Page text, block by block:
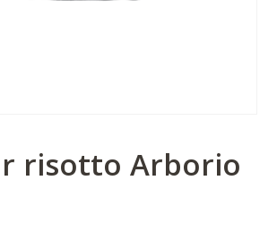
risotto Arborio